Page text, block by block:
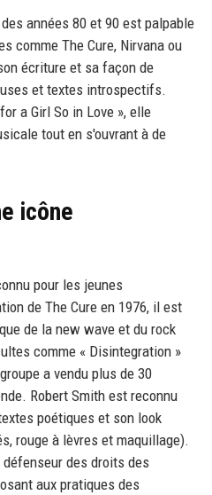
années 80 et 90 est palpable
comme The Cure, Nirvana ou
écriture et sa façon de
et textes introspectifs.
a Girl So in Love », elle
tout en s'ouvrant à de
icône
pour les jeunes
de The Cure en 1976, il est
de la new wave et du rock
comme « Disintegration »
a vendu plus de 30
Robert Smith est reconnu
poétiques et son look
rouge à lèvres et maquillage).
des droits des
aux pratiques des